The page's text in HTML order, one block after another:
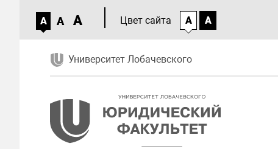
A A A Цвет сайта A A
Университет Лобачевского